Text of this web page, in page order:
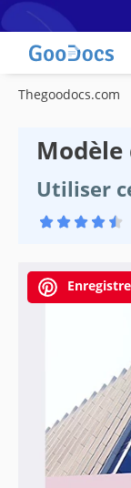
Thegoodocs.com
Utiliser